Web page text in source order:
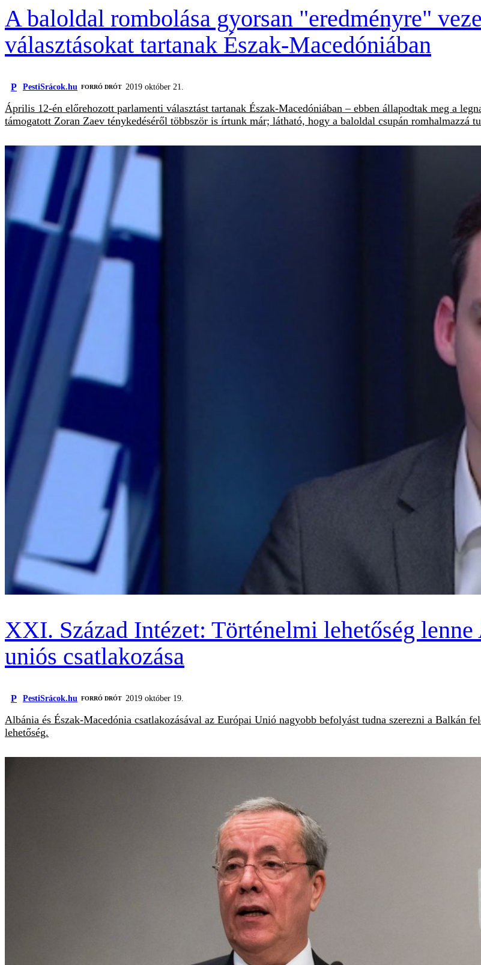
A baloldal rombolása gyorsan "eredményre"
választásokat tartanak Észak-Macedóniában
P PestiSrácok.hu FORRÓ DRÓT 2019 október 21.
Április 12-én előrehozott parlamenti választást tartanak Észak-Macedóniában – ebben állapodtak meg a
támogatott Zoran Zaev ténykedéséről többször is írtunk már; látható, hogy a baloldal csupán romhalmazzá
XXI. Század Intézet: Történelmi lehetőség
uniós csatlakozása
P PestiSrácok.hu FORRÓ DRÓT 2019 október 19.
Albánia és Észak-Macedónia csatlakozásával az Európai Unió nagyobb befolyást tudna szerezni a Balkán
lehetőség.